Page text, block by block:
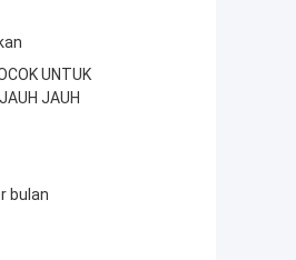
UNTUK
JAUH
bulan